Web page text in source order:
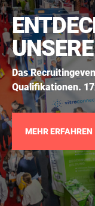
Das
Qualifikationen.
MEHR ERFAHREN